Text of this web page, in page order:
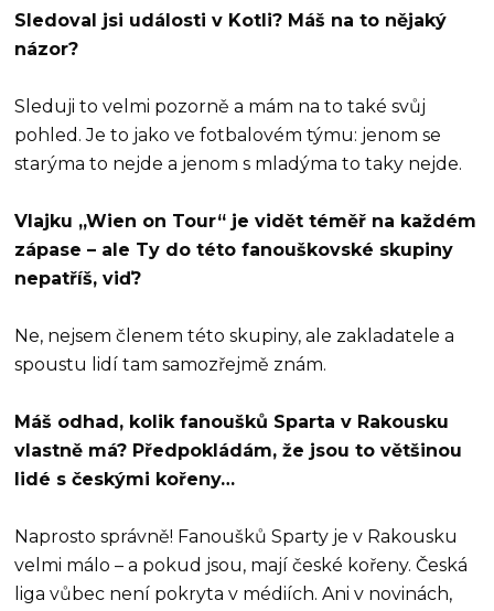
Sledoval jsi události v Kotli? Máš na to nějaký
názor?
Sleduji to velmi pozorně a mám na to také svůj
pohled. Je to jako ve fotbalovém týmu: jenom se
starýma to nejde a jenom s mladýma to taky nejde.
Vlajku „Wien on Tour“ je vidět téměř na každém
zápase – ale Ty do této fanouškovské skupiny
nepatříš, viď?
Ne, nejsem členem této skupiny, ale zakladatele a
spoustu lidí tam samozřejmě znám.
Máš odhad, kolik fanoušků Sparta v Rakousku
vlastně má? Předpokládám, že jsou to většinou
lidé s českými kořeny…
Naprosto správně! Fanoušků Sparty je v Rakousku
velmi málo – a pokud jsou, mají české kořeny. Česká
liga vůbec není pokryta v médiích. Ani v novinách,